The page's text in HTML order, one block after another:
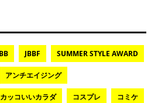
JBBF SUMMER STYLE AWARD
アンチエイジング
カッコいいカラダ コスプレ コミケ